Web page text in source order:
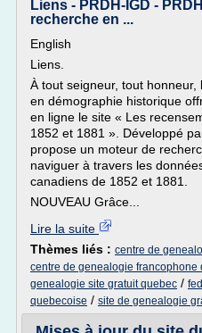
Liens - PRDH-IGD -
recherche en ...
English
Liens.
À tout seigneur, tout
en démographie historique
en ligne le site « Les
1852 et 1881 ». Développé
propose un moteur de
naviguer à travers les
canadiens de 1852 et 1881.
NOUVEAU Grâce...
Lire la suite
Thèmes liés : centre de
centre de genealogie francophone
genealogie site gratuit quebec /
quebecoise / site de genealogie